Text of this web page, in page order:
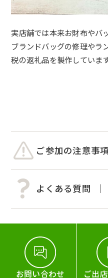
実店舗では本来お財布やバ
ブランドバッグの修理やラ
税の返礼品を製作しています
ご参加の注意事項
よくある質問
お問い合わせ ご出